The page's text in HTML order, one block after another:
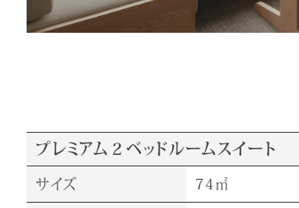
プレミアム２ベッドルームスイート
サイズ 74㎡